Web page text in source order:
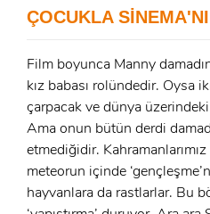
E-Posta:
Şifre:
Beni Hatırla
E-Posta:
Şifre:
ÇOCUKLA
Film boyunca Manny
kız babası rolündedir. Oysa
çarpacak ve dünya
Ama onun bütün derdi
etmediğidir.
meteorun içinde
hayvanlara da rastlarlar. Bu